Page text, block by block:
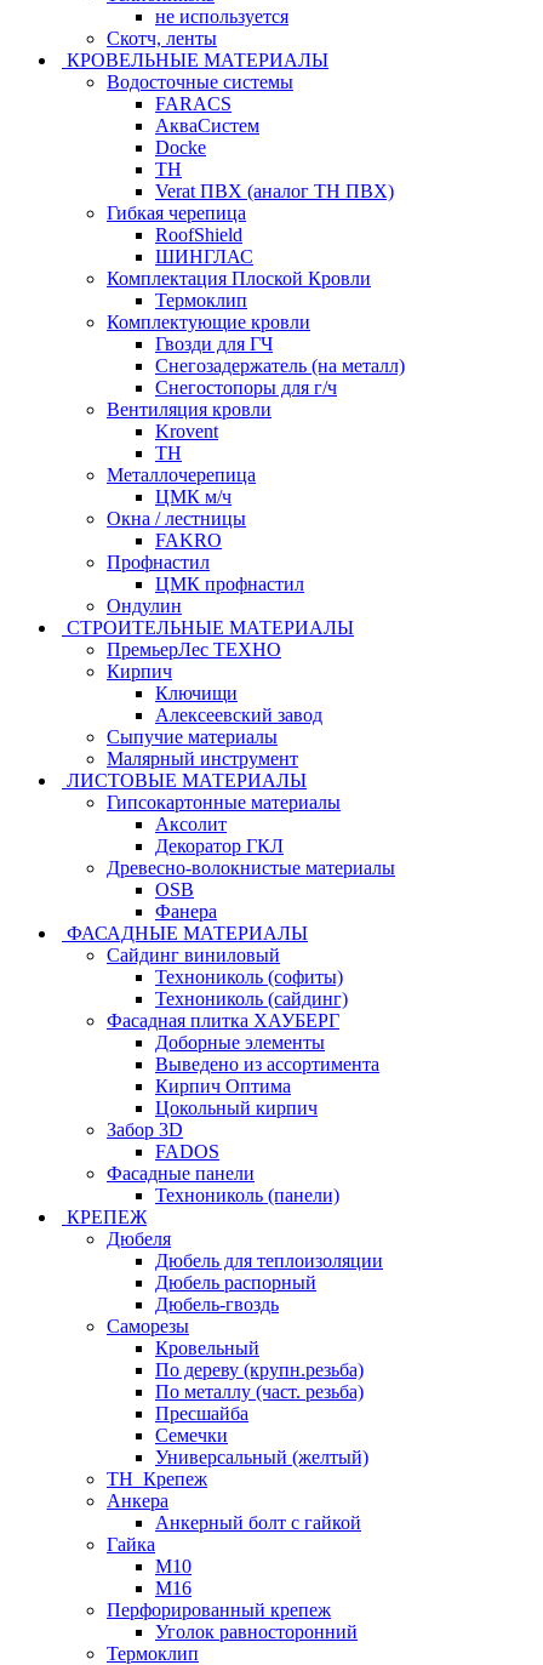
не используется
Скотч, ленты
КРОВЕЛЬНЫЕ МАТЕРИАЛЫ
Водосточные системы
FARACS
АкваСистем
Docke
ТН
Verat ПВХ (аналог ТН ПВХ)
Гибкая черепица
RoofShield
ШИНГЛАС
Комплектация Плоской Кровли
Термоклип
Комплектующие кровли
Гвозди для ГЧ
Снегозадержатель (на металл)
Снегостопоры для г/ч
Вентиляция кровли
Krovent
ТН
Металлочерепица
ЦМК м/ч
Окна / лестницы
FAKRO
Профнастил
ЦМК профнастил
Ондулин
СТРОИТЕЛЬНЫЕ МАТЕРИАЛЫ
ПремьерЛес ТЕХНО
Кирпич
Ключищи
Алексеевский завод
Сыпучие материалы
Малярный инструмент
ЛИСТОВЫЕ МАТЕРИАЛЫ
Гипсокартонные материалы
Аксолит
Декоратор ГКЛ
Древесно-волокнистые материалы
OSB
Фанера
ФАСАДНЫЕ МАТЕРИАЛЫ
Сайдинг виниловый
Технониколь (софиты)
Технониколь (сайдинг)
Фасадная плитка ХАУБЕРГ
Доборные элементы
Выведено из ассортимента
Кирпич Оптима
Цокольный кирпич
Забор 3D
FADOS
Фасадные панели
Технониколь (панели)
КРЕПЕЖ
Дюбеля
Дюбель для теплоизоляции
Дюбель распорный
Дюбель-гвоздь
Саморезы
Кровельный
По дереву (крупн.резьба)
По металлу (част. резьба)
Пресшайба
Семечки
Универсальный (желтый)
ТН_Крепеж
Анкера
Анкерный болт с гайкой
Гайка
М10
М16
Перфорированный крепеж
Уголок равносторонний
Термоклип